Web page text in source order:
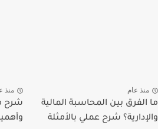
منذ عام
ما الفرق بين المحاسبة المالية
والإدارية؟ شرح عملي بالأمثلة
منذ
شرح